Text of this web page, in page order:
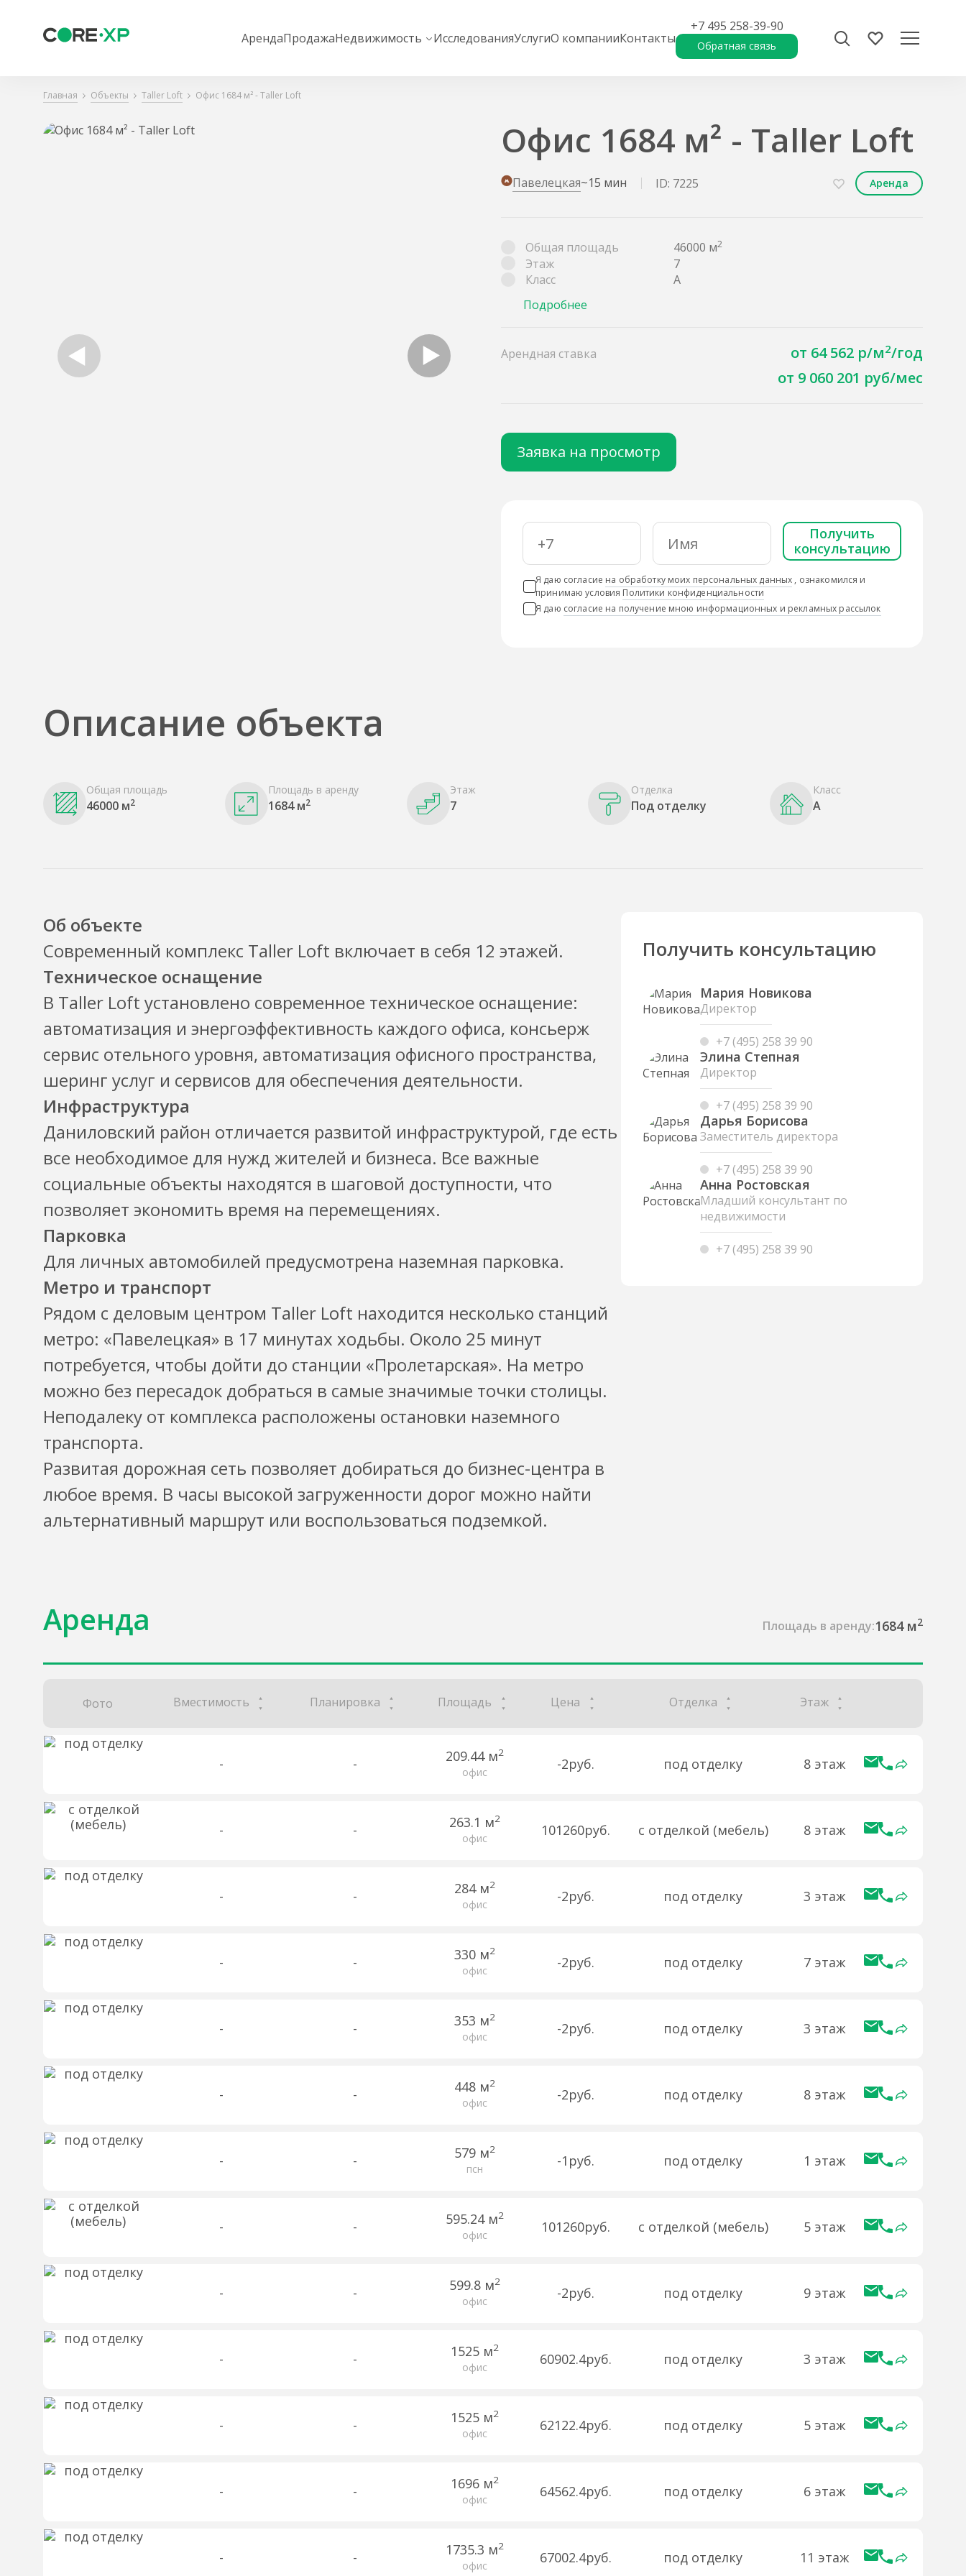
АрендаПродажаНедвижимость ИсследованияУслугиО компанииКонтакты
+7 495 258-39-90
Обратная связь
Главная Объекты Taller Loft Офис 1684 м² - Taller Loft
Офис 1684 м² - Taller Loft
Павелецкая~15 мин ID: 7225 Аренда
Общая площадь 46000 м2
Этаж
7
Класс
A
Подробнее
Арендная ставка от 64 562 р/м2/год
от 9 060 201 руб/мес
Заявка на просмотр
Получить
консультацию
Я даю согласие на обработку моих персональных данных , ознакомился и
принимаю условия Политики конфиденциальности
Я даю согласие на получение мною информационных и рекламных рассылок
Описание объекта
Общая площадь
46000 м2
Площадь в аренду
1684 м2
Этаж
7
Отделка
Под отделку
Класс
A
Об объекте
Современный комплекс Taller Loft включает в себя 12 этажей.
Техническое оснащение
В Taller Loft установлено современное техническое оснащение:
автоматизация и энергоэффективность каждого офиса, консьерж
сервис отельного уровня, автоматизация офисного пространства,
шеринг услуг и сервисов для обеспечения деятельности.
Инфраструктура
Даниловский район отличается развитой инфраструктурой, где есть
все необходимое для нужд жителей и бизнеса. Все важные
социальные объекты находятся в шаговой доступности, что
позволяет экономить время на перемещениях.
Парковка
Для личных автомобилей предусмотрена наземная парковка.
Метро и транспорт
Рядом с деловым центром Taller Loft находится несколько станций
метро: «Павелецкая» в 17 минутах ходьбы. Около 25 минут
потребуется, чтобы дойти до станции «Пролетарская». На метро
можно без пересадок добраться в самые значимые точки столицы.
Неподалеку от комплекса расположены остановки наземного
транспорта.
Развитая дорожная сеть позволяет добираться до бизнес-центра в
любое время. В часы высокой загруженности дорог можно найти
альтернативный маршрут или воспользоваться подземкой.
Получить консультацию
Мария Новикова
Директор
+7 (495) 258 39 90
Элина Степная
Директор
+7 (495) 258 39 90
Дарья Борисова
Заместитель директора
+7 (495) 258 39 90
Анна Ростовская
Младший консультант по
недвижимости
+7 (495) 258 39 90
Аренда Площадь в аренду:1684 м2
Фото Вместимость Планировка Площадь Цена Отделка Этаж
- - 209.44 м2
офис -2руб. под отделку 8 этаж
- - 263.1 м2
офис 101260руб. с отделкой (мебель) 8 этаж
- - 284 м2
офис -2руб. под отделку 3 этаж
- - 330 м2
офис -2руб. под отделку 7 этаж
- - 353 м2
офис -2руб. под отделку 3 этаж
- - 448 м2
офис -2руб. под отделку 8 этаж
- - 579 м2
псн -1руб. под отделку 1 этаж
- - 595.24 м2
офис 101260руб. с отделкой (мебель) 5 этаж
- - 599.8 м2
офис -2руб. под отделку 9 этаж
- - 1525 м2
офис 60902.4руб. под отделку 3 этаж
- - 1525 м2
офис 62122.4руб. под отделку 5 этаж
- - 1696 м2
офис 64562.4руб. под отделку 6 этаж
- - 1735.3 м2
офис 67002.4руб. под отделку 11 этаж